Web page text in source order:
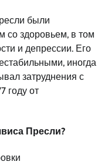
были
со здоровьем, в том
и депрессии. Его
иногда
затруднения с
году от
Пресли?